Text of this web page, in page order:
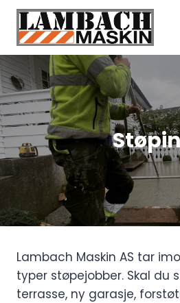
Skip
content
Lambach Maskin AS tar
typer støpejobber. Skal du
terrasse, ny garasje,